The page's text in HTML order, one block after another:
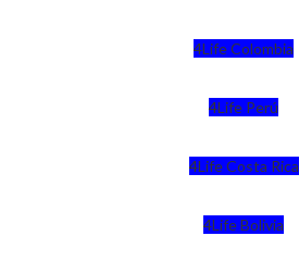
4Life Colombia
4Life Perú
4Life Costa Rica
4Life Bolivia